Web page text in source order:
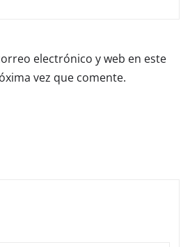
electrónico y web en este
vez que comente.